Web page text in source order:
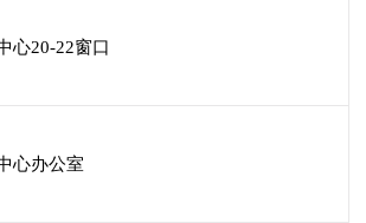
心20-22窗口
心办公室